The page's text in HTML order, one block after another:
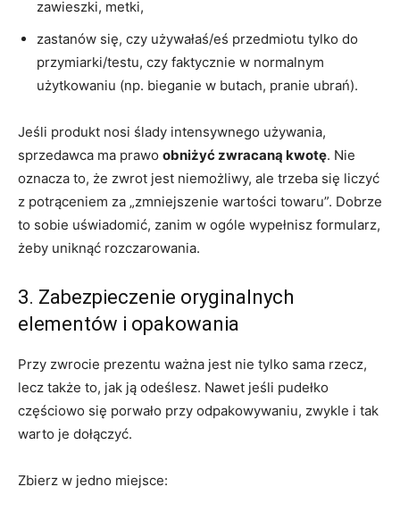
zawieszki, metki,
zastanów się, czy używałaś/eś przedmiotu tylko do
przymiarki/testu, czy faktycznie w normalnym
użytkowaniu (np. bieganie w butach, pranie ubrań).
Jeśli produkt nosi ślady intensywnego używania,
sprzedawca ma prawo obniżyć zwracaną kwotę. Nie
oznacza to, że zwrot jest niemożliwy, ale trzeba się liczyć
z potrąceniem za „zmniejszenie wartości towaru”. Dobrze
to sobie uświadomić, zanim w ogóle wypełnisz formularz,
żeby uniknąć rozczarowania.
3. Zabezpieczenie oryginalnych
elementów i opakowania
Przy zwrocie prezentu ważna jest nie tylko sama rzecz,
lecz także to, jak ją odeślesz. Nawet jeśli pudełko
częściowo się porwało przy odpakowywaniu, zwykle i tak
warto je dołączyć.
Zbierz w jedno miejsce: